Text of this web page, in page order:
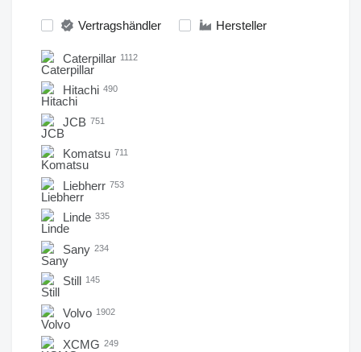
Vertragshändler Hersteller
Caterpillar 1112
Hitachi 490
JCB 751
Komatsu 711
Liebherr 753
Linde 335
Sany 234
Still 145
Volvo 1902
XCMG 249